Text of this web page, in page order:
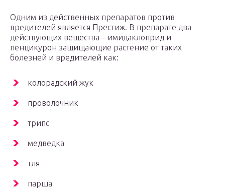
Одним из действенных препаратов против
вредителей является Престиж. В препарате два
действующих вещества – имидаклоприд и
пенцикурон защищающие растение от таких
болезней и вредителей как:
колорадский жук
проволочник
трипс
медведка
тля
парша